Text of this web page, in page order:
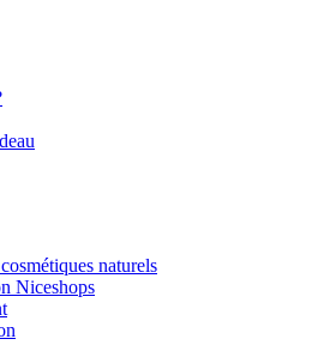
naturels
Niceshops